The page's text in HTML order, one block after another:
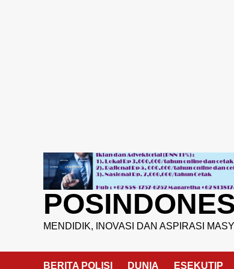
MENDIDIK, INOVASI DAN ASPIRASI
BERITA POLISI DUNIA ESEKUTIP